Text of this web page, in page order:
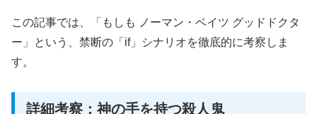
この記事では、「もしも ノーマン・ベイツ グッドドクタ
ー」という、禁断の「if」シナリオを徹底的に考察しま
す。
詳細考察：神の手を持つ殺人鬼